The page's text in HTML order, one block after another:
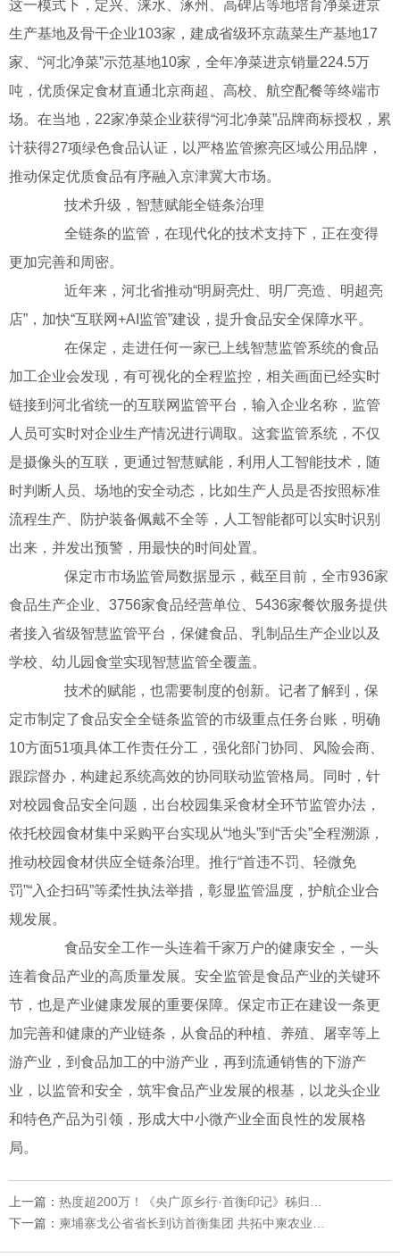
这一模式下，定兴、涞水、涿州、高碑店等地培育净菜进京
生产基地及骨干企业103家，建成省级环京蔬菜生产基地17
家、“河北净菜”示范基地10家，全年净菜进京销量224.5万
吨，优质保定食材直通北京商超、高校、航空配餐等终端市
场。在当地，22家净菜企业获得“河北净菜”品牌商标授权，累
计获得27项绿色食品认证，以严格监管擦亮区域公用品牌，
推动保定优质食品有序融入京津冀大市场。
技术升级，智慧赋能全链条治理
全链条的监管，在现代化的技术支持下，正在变得
更加完善和周密。
近年来，河北省推动“明厨亮灶、明厂亮造、明超亮
店”，加快“互联网+AI监管”建设，提升食品安全保障水平。
在保定，走进任何一家已上线智慧监管系统的食品
加工企业会发现，有可视化的全程监控，相关画面已经实时
链接到河北省统一的互联网监管平台，输入企业名称，监管
人员可实时对企业生产情况进行调取。这套监管系统，不仅
是摄像头的互联，更通过智慧赋能，利用人工智能技术，随
时判断人员、场地的安全动态，比如生产人员是否按照标准
流程生产、防护装备佩戴不全等，人工智能都可以实时识别
出来，并发出预警，用最快的时间处置。
保定市市场监管局数据显示，截至目前，全市936家
食品生产企业、3756家食品经营单位、5436家餐饮服务提供
者接入省级智慧监管平台，保健食品、乳制品生产企业以及
学校、幼儿园食堂实现智慧监管全覆盖。
技术的赋能，也需要制度的创新。记者了解到，保
定市制定了食品安全全链条监管的市级重点任务台账，明确
10方面51项具体工作责任分工，强化部门协同、风险会商、
跟踪督办，构建起系统高效的协同联动监管格局。同时，针
对校园食品安全问题，出台校园集采食材全环节监管办法，
依托校园食材集中采购平台实现从“地头”到“舌尖”全程溯源，
推动校园食材供应全链条治理。推行“首违不罚、轻微免
罚”“入企扫码”等柔性执法举措，彰显监管温度，护航企业合
规发展。
食品安全工作一头连着千家万户的健康安全，一头
连着食品产业的高质量发展。安全监管是食品产业的关键环
节，也是产业健康发展的重要保障。保定市正在建设一条更
加完善和健康的产业链条，从食品的种植、养殖、屠宰等上
游产业，到食品加工的中游产业，再到流通销售的下游产
业，以监管和安全，筑牢食品产业发展的根基，以龙头企业
和特色产品为引领，形成大中小微产业全面良性的发展格
局。
上一篇：
下一篇：